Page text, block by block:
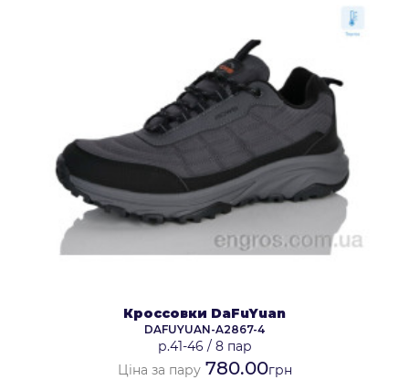
Кроссовки DaFuYuan
DAFUYUAN-A2867-4
р.41-46 / 8 пар
Ціна за пару780.00грн